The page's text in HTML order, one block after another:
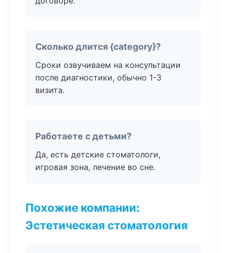
Сколько длится {category}?
Сроки озвучиваем на консультации
после диагностики, обычно 1-3
визита.
Работаете с детьми?
Да, есть детские стоматологи,
игровая зона, лечение во сне.
Похожие компании:
Эстетическая стоматология